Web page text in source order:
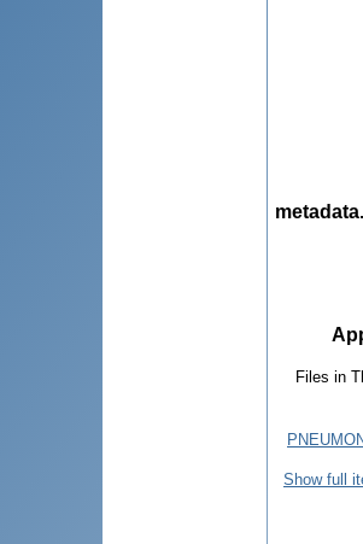
Files in
Show full